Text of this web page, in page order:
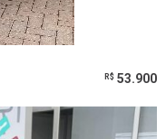
R$ 53.900